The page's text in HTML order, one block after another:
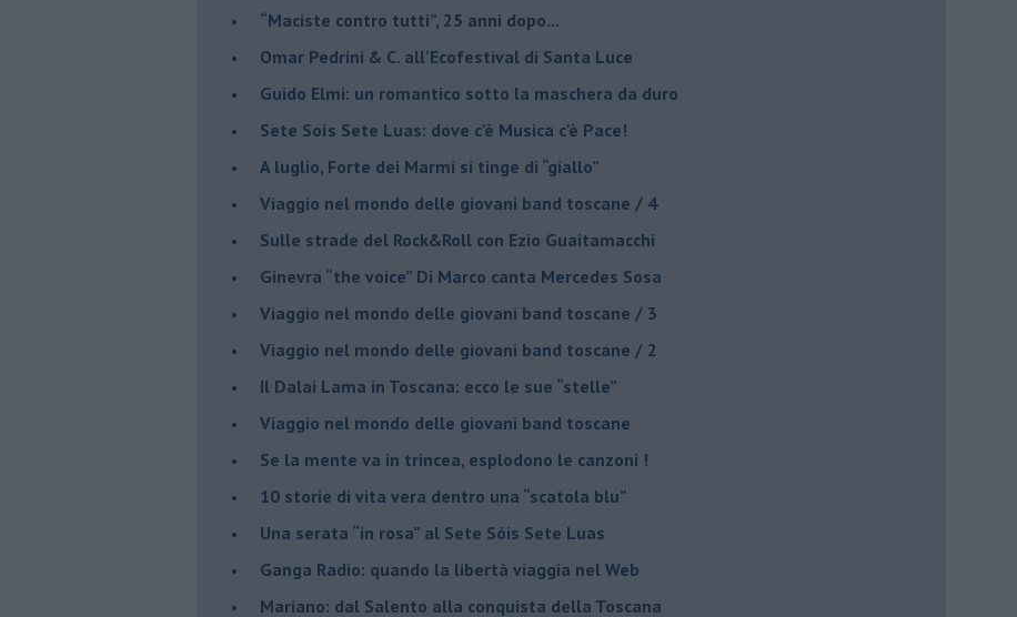
​“Maciste contro tutti”, 25 anni dopo...
​Omar Pedrini & C. all'Ecofestival di Santa Luce
Guido Elmi: un romantico sotto la maschera da duro
Sete Soís Sete Luas: dove c'è Musica c'è Pace!
​A luglio, Forte dei Marmi si tinge di “giallo”
Viaggio nel mondo delle giovani band toscane / 4
Sulle strade del Rock&Roll con Ezio Guaitamacchi
​Ginevra “the voice” Di Marco canta Mercedes Sosa
Viaggio nel mondo delle giovani band toscane / 3
​Viaggio nel mondo delle giovani band toscane / 2
Il Dalai Lama in Toscana: ecco le sue “stelle”
Viaggio nel mondo delle giovani band toscane
Se la mente va in trincea, esplodono le canzoni !
​10 storie di vita vera dentro una “scatola blu”
​Una serata “in rosa” al Sete Sóis Sete Luas
Ganga Radio: quando la libertà viaggia nel Web
Mariano: dal Salento alla conquista della Toscana